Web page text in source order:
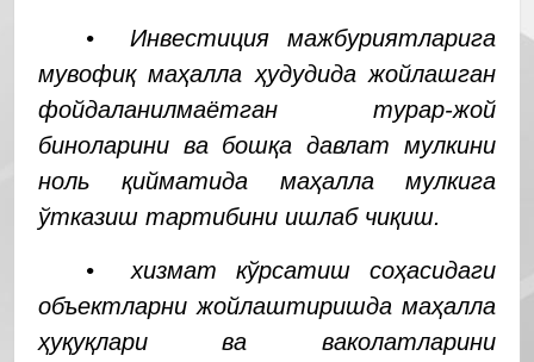
• Инвестиция мажбуриятларига
мувофиқ маҳалла ҳудудида жойлашган
фойдаланилмаётган турар-жой
биноларини ва бошқа давлат мулкини
ноль қийматида маҳалла мулкига
ўтказиш тартибини ишлаб чиқиш.
• хизмат кўрсатиш соҳасидаги
объектларни жойлаштиришда маҳалла
ҳуқуқлари ва ваколатларини